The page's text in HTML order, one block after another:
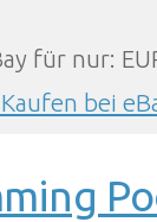
für nur:
bei